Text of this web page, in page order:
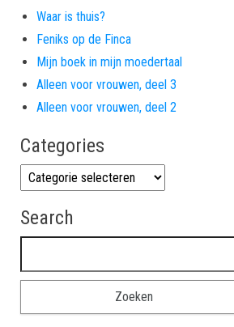
Waar is thuis?
Feniks op de Finca
Mijn boek in mijn moedertaal
Alleen voor vrouwen, deel 3
Alleen voor vrouwen, deel 2
Categories
Categories
Search